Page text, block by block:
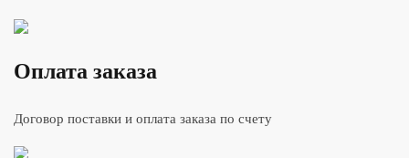
Оплата заказа
Договор поставки и оплата заказа по счету